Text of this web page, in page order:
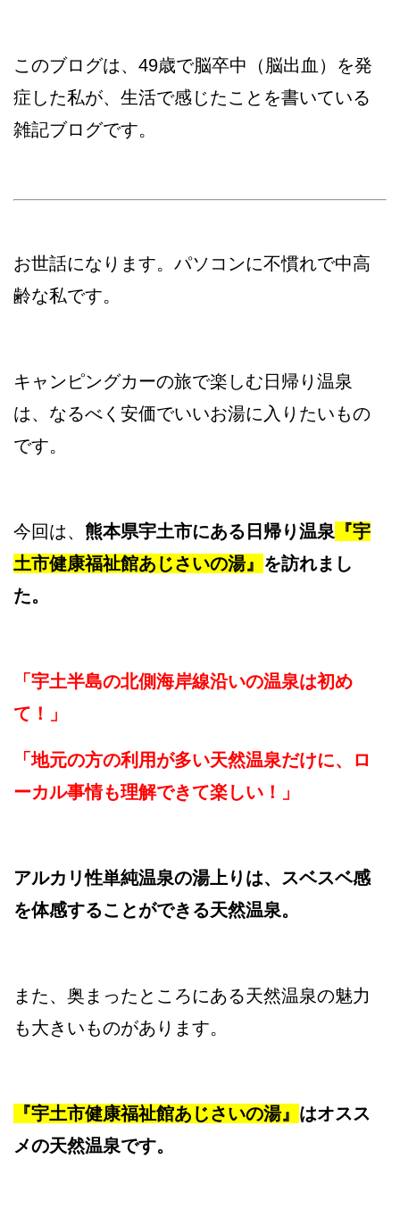
このブログは、49歳で脳卒中（脳出血）を発
症した私が、生活で感じたことを書いている
雑記ブログです。
お世話になります。パソコンに不慣れで中高
齢な私です。
キャンピングカーの旅で楽しむ日帰り温泉
は、なるべく安価でいいお湯に入りたいもの
です。
今回は、 熊本県宇土市にある日帰り温泉 『宇
土市健康福祉館あじさいの湯』 を訪れまし
た。
「宇土半島の北側海岸線沿いの温泉は初め
て！」
「地元の方の利用が多い天然温泉だけに、ロ
ーカル事情も理解できて楽しい！」
アルカリ性単純温泉の湯上りは、スベスベ感
を体感することができる天然温泉。
また、奥まったところにある天然温泉の魅力
も大きいものがあります。
『宇土市健康福祉館あじさいの湯』 はオスス
メの天然温泉です。